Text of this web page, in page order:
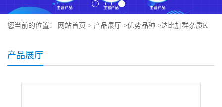
您当前的位置： 网站首页 > 产品展厅 >优势品种 >达比加群杂质K
产品展厅